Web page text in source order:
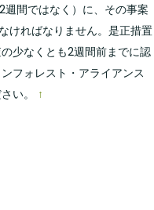
間ではなく）に、その事案
ければなりません。是正措置
少なくとも2週間前までに認
フォレスト・アライアンス
い。 ↑